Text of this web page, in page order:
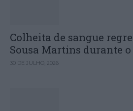
Colheita de sangue
Sousa Martins durante o
30 DE JULHO, 2026